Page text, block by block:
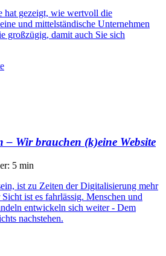
hat gezeigt, wie wertvoll die
und mittelständische Unternehmen
großzügig, damit auch Sie sich
– Wir brauchen (k)eine Website
5 min
ist zu Zeiten der Digitalisierung mehr
ist es fahrlässig. Menschen und
entwickeln sich weiter - Dem
nachstehen.